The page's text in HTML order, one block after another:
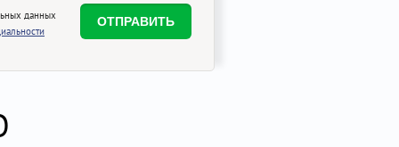
данных